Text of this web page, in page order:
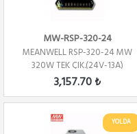
MW-RSP-320-24
MEANWELL RSP-320-24 MW
320W TEK ÇIK.(24V-13A)
3,157.70 ₺
YOLDA